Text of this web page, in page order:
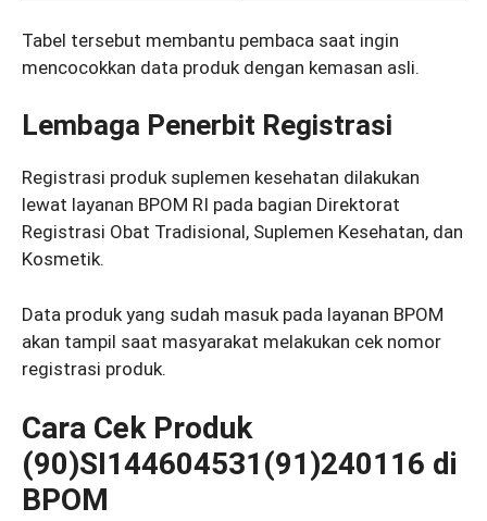
Tabel tersebut membantu pembaca saat ingin
mencocokkan data produk dengan kemasan asli.
Lembaga Penerbit Registrasi
Registrasi produk suplemen kesehatan dilakukan
lewat layanan BPOM RI pada bagian Direktorat
Registrasi Obat Tradisional, Suplemen Kesehatan, dan
Kosmetik.
Data produk yang sudah masuk pada layanan BPOM
akan tampil saat masyarakat melakukan cek nomor
registrasi produk.
Cara Cek Produk
(90)SI144604531(91)240116 di
BPOM